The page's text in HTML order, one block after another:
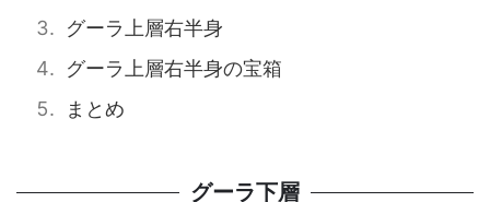
グーラ上層右半身
グーラ上層右半身の宝箱
まとめ
グーラ下層